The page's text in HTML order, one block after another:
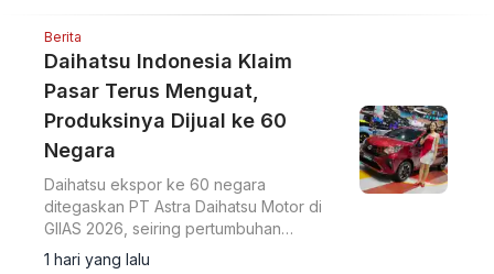
Berita
Daihatsu Indonesia Klaim
Pasar Terus Menguat,
Produksinya Dijual ke 60
Negara
Daihatsu ekspor ke 60 negara
ditegaskan PT Astra Daihatsu Motor di
GIIAS 2026, seiring pertumbuhan
penjualan 16,5 persen menjadi 138 ribu
1 hari yang lalu